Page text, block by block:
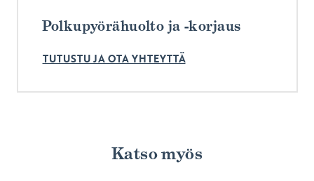
Polkupyörähuolto ja -korjaus
TUTUSTU JA OTA YHTEYTTÄ
Katso myös